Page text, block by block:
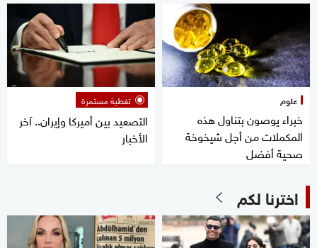
علوم
خبراء يوصون بتناول هذه
المكملات من أجل شيخوخة
صحية أفضل
تغطية مستمرة
التصعيد بين أميركا وإيران.. آخر
الأخبار
اخترنا لكم